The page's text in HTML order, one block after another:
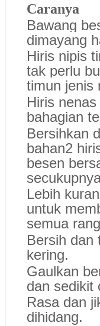
Caranya
Bawang
dimayang
Hiris nipis
tak perlu
timun jenis
Hiris
bahagian
Bersihkan
bahan2
besen
Lebih
untuk
semua
Bersih dan
kering.
Gaulkan
dan sedikit
Rasa dan
dihidang.